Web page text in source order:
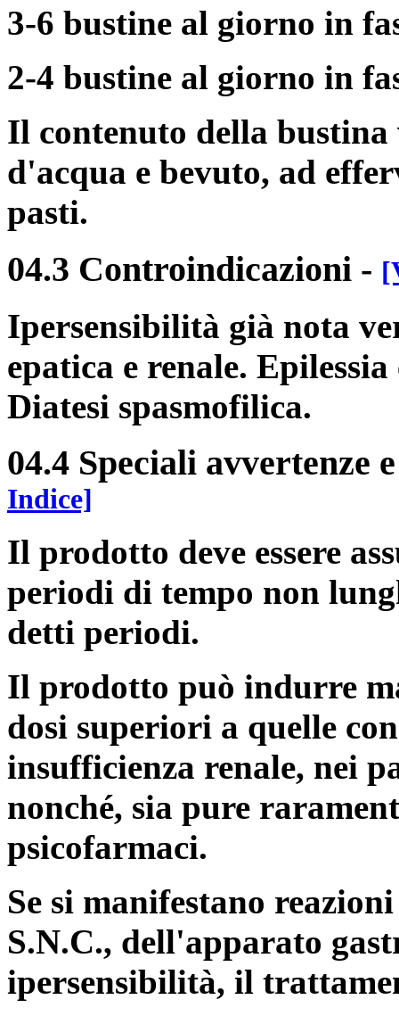
3-6 bustine al giorno in
2-4 bustine al giorno in
Il contenuto della
d'acqua e bevuto, ad
pasti.
04.3 Controindicazioni -
Ipersensibilità già nota
epatica e renale.
Diatesi spasmofilica.
04.4 Speciali avvertenze
Indice]
Il prodotto deve essere
periodi di tempo non
detti periodi.
Il prodotto può indurre
dosi superiori a quelle
insufficienza renale, nei
nonché, sia pure
psicofarmaci.
Se si manifestano
S.N.C., dell'apparato
ipersensibilità, il